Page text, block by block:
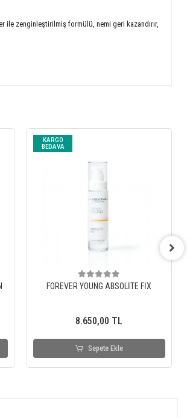
ile zenginleştirilmiş formülü, nemi geri kazandırır,
KARGO
BEDAVA
FOREVER YOUNG ABSOLİTE FİX
8.650,00 TL
Sepete Ekle